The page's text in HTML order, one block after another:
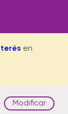
en
Modificar